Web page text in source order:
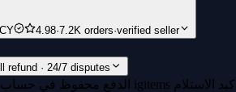
4.98·7.2K orders·verified seller
refund · 24/7 disputes
الدفع محفوظ في